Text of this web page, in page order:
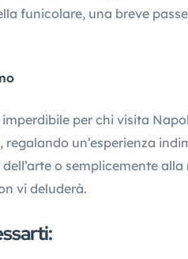
funicolare, una breve
per chi visita
un’esperienza
o semplicemente
vi deluderà.